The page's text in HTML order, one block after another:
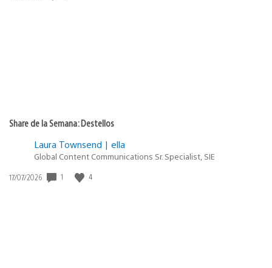
Share de la Semana: Destellos
Laura Townsend | ella
Global Content Communications Sr. Specialist, SIE
Fecha
17/07/2026 1 4